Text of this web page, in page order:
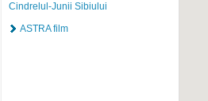
Cindrelul-Junii Sibiului
ASTRA film